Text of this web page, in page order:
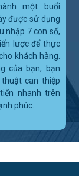
một buổi
được sử dụng
nhập 7 con số,
lược để thực
khách hàng.
của bạn, bạn
can thiệp
nhanh trên
phúc.